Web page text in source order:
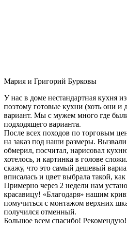
Мария и Григорий Бурковы
У нас в доме нестандартная кухня
поэтому готовые кухни (хоть они
вариант. Мы с мужем много где
подходящего варианта.
После всех походов по торговым
на заказ под наши размеры.
обмерил, посчитал, нарисовал
хотелось, и картинка в голове
скажу, что это самый дешевый
вписалась и цвет выбрала такой,
Примерно через 2 недели нам
красавицу! «Благодаря» нашим
помучиться с монтажом верхних
получился отменный.
Большое всем спасибо! Рекомендую!